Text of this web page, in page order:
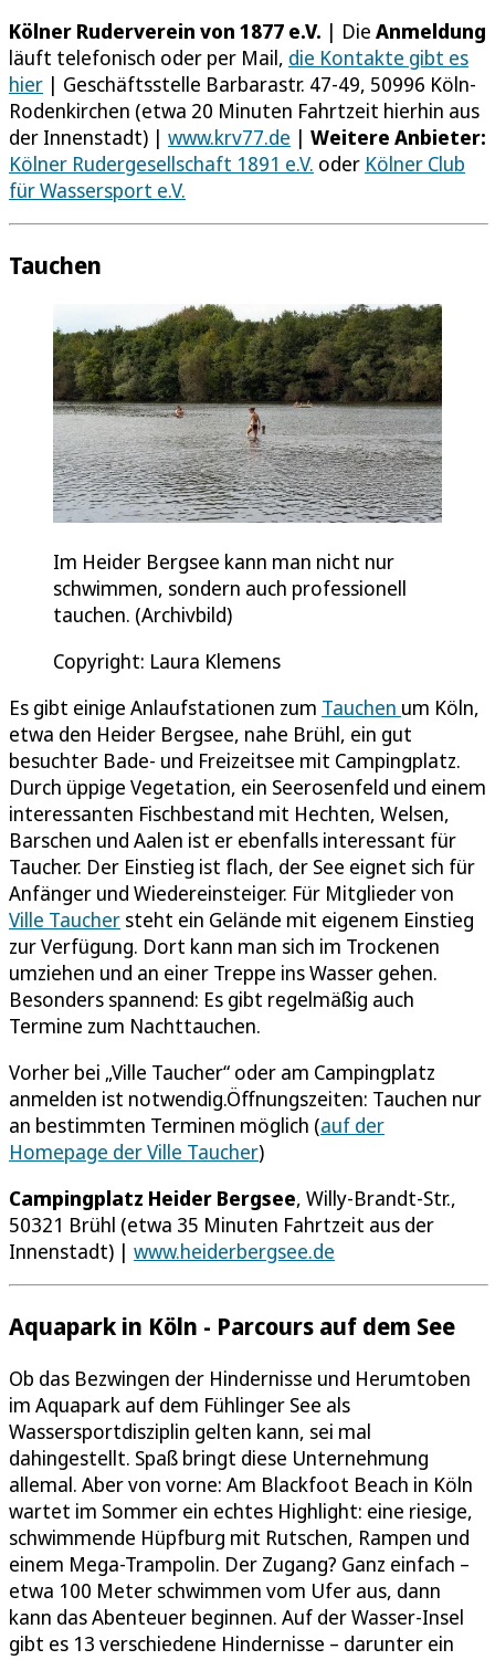
Kölner Ruderverein von 1877 e.V. | Die Anmeldung
läuft telefonisch oder per Mail, die Kontakte gibt es
hier | Geschäftsstelle Barbarastr. 47-49, 50996 Köln-
Rodenkirchen (etwa 20 Minuten Fahrtzeit hierhin aus
der Innenstadt) | www.krv77.de | Weitere Anbieter:
Kölner Rudergesellschaft 1891 e.V. oder Kölner Club
für Wassersport e.V.
Tauchen
Im Heider Bergsee kann man nicht nur
schwimmen, sondern auch professionell
tauchen. (Archivbild)
Copyright: Laura Klemens
Es gibt einige Anlaufstationen zum Tauchen um Köln,
etwa den Heider Bergsee, nahe Brühl, ein gut
besuchter Bade- und Freizeitsee mit Campingplatz.
Durch üppige Vegetation, ein Seerosenfeld und einem
interessanten Fischbestand mit Hechten, Welsen,
Barschen und Aalen ist er ebenfalls interessant für
Taucher. Der Einstieg ist flach, der See eignet sich für
Anfänger und Wiedereinsteiger. Für Mitglieder von
Ville Taucher steht ein Gelände mit eigenem Einstieg
zur Verfügung. Dort kann man sich im Trockenen
umziehen und an einer Treppe ins Wasser gehen.
Besonders spannend: Es gibt regelmäßig auch
Termine zum Nachttauchen.
Vorher bei „Ville Taucher“ oder am Campingplatz
anmelden ist notwendig.Öffnungszeiten: Tauchen nur
an bestimmten Terminen möglich (auf der
Homepage der Ville Taucher)
Campingplatz Heider Bergsee, Willy-Brandt-Str.,
50321 Brühl (etwa 35 Minuten Fahrtzeit aus der
Innenstadt) | www.heiderbergsee.de
Aquapark in Köln - Parcours auf dem See
Ob das Bezwingen der Hindernisse und Herumtoben
im Aquapark auf dem Fühlinger See als
Wassersportdisziplin gelten kann, sei mal
dahingestellt. Spaß bringt diese Unternehmung
allemal. Aber von vorne: Am Blackfoot Beach in Köln
wartet im Sommer ein echtes Highlight: eine riesige,
schwimmende Hüpfburg mit Rutschen, Rampen und
einem Mega-Trampolin. Der Zugang? Ganz einfach –
etwa 100 Meter schwimmen vom Ufer aus, dann
kann das Abenteuer beginnen. Auf der Wasser-Insel
gibt es 13 verschiedene Hindernisse – darunter ein